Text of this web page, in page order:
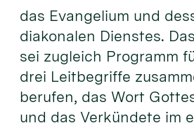
das Evangelium und
diakonalen Dienstes.
sei zugleich Programm
drei Leitbegriffe
berufen, das Wort
und das Verkündete im